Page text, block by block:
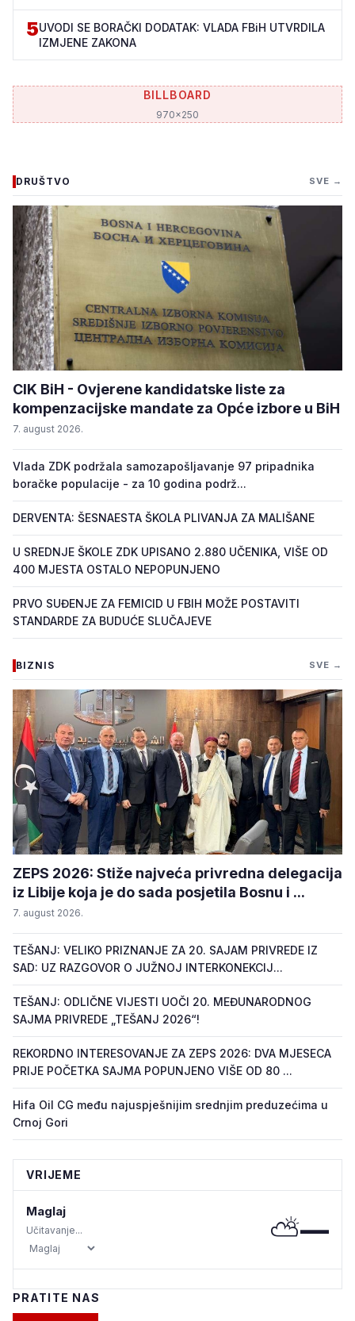
5UVODI SE BORAČKI DODATAK: VLADA FBiH UTVRDILA
IZMJENE ZAKONA
BILLBOARD
970x250
DRUŠTVO SVE →
CIK BiH - Ovjerene kandidatske liste za
kompenzacijske mandate za Opće izbore u BiH
7. august 2026.
Vlada ZDK podržala samozapošljavanje 97 pripadnika
boračke populacije - za 10 godina podrž...
DERVENTA: ŠESNAESTA ŠKOLA PLIVANJA ZA MALIŠANE
U SREDNJE ŠKOLE ZDK UPISANO 2.880 UČENIKA, VIŠE OD
400 MJESTA OSTALO NEPOPUNJENO
PRVO SUĐENJE ZA FEMICID U FBIH MOŽE POSTAVITI
STANDARDE ZA BUDUĆE SLUČAJEVE
BIZNIS SVE →
ZEPS 2026: Stiže najveća privredna delegacija
iz Libije koja je do sada posjetila Bosnu i ...
7. august 2026.
TEŠANJ: VELIKO PRIZNANJE ZA 20. SAJAM PRIVREDE IZ
SAD: UZ RAZGOVOR O JUŽNOJ INTERKONEKCIJ...
TEŠANJ: ODLIČNE VIJESTI UOČI 20. MEĐUNARODNOG
SAJMA PRIVREDE „TEŠANJ 2026“!
REKORDNO INTERESOVANJE ZA ZEPS 2026: DVA MJESECA
PRIJE POČETKA SAJMA POPUNJENO VIŠE OD 80 ...
Hifa Oil CG među najuspješnijim srednjim preduzećima u
Crnoj Gori
VRIJEME
Maglaj
Učitavanje... ⛅—
PRATITE NAS